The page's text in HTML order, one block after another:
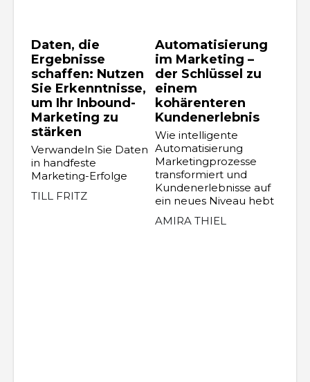
Daten, die
Ergebnisse
schaffen: Nutzen
Sie Erkenntnisse,
um Ihr Inbound-
Marketing zu
stärken
Verwandeln Sie Daten
in handfeste
Marketing-Erfolge
TILL FRITZ
Automatisierung
im Marketing –
der Schlüssel zu
einem
kohärenteren
Kundenerlebnis
Wie intelligente
Automatisierung
Marketingprozesse
transformiert und
Kundenerlebnisse auf
ein neues Niveau hebt
AMIRA THIEL